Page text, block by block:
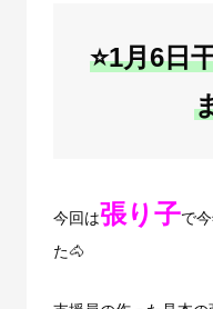
⭐1月6日
今回は張り子で
た🐴